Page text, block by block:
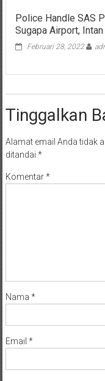
Police Handle SAS
Sugapa Airport,
Februari 28, 2022
Tinggalkan
Alamat email Anda tidak
ditandai *
Komentar*
Nama *
Email *